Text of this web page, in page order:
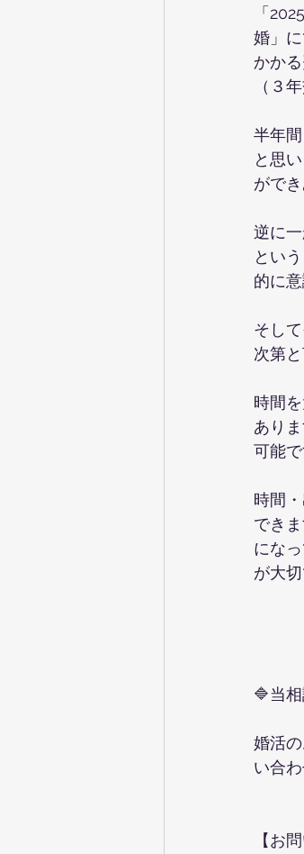
「
婚」
かか
（３
半年
と思
がで
逆に
とい
的に
そし
次第
時間
あり
可能で
時間
でき
にな
が大切
🔷当
婚活
い合わ
【お